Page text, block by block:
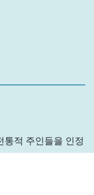
통적 주인들을 인정